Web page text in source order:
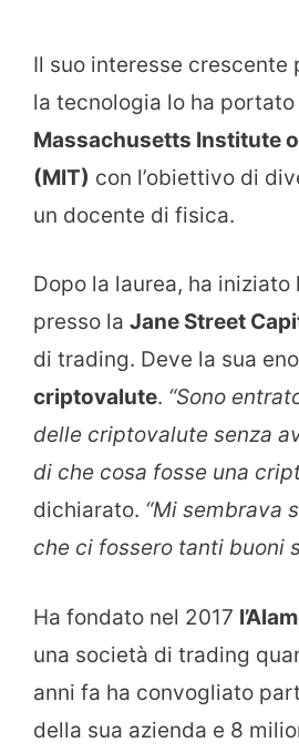
Il suo interesse crescente
la tecnologia lo ha
Massachusetts Institute
(MIT) con l’obiettivo di
un docente di fisica.
Dopo la laurea, ha iniziato
presso la Jane Street
di trading. Deve la sua
criptovalute. “Sono
delle criptovalute senza
di che cosa fosse una
dichiarato. “Mi sembrava
che ci fossero tanti buoni
Ha fondato nel 2017
una società di trading
anni fa ha convogliato
della sua azienda e 8